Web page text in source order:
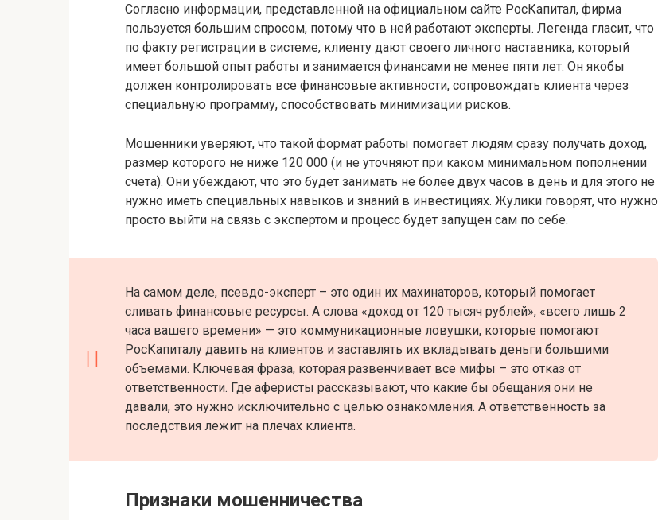
Согласно информации, представленной на официальном сайте РосКапитал, фирма
пользуется большим спросом, потому что в ней работают эксперты. Легенда гласит, что
по факту регистрации в системе, клиенту дают своего личного наставника, который
имеет большой опыт работы и занимается финансами не менее пяти лет. Он якобы
должен контролировать все финансовые активности, сопровождать клиента через
специальную программу, способствовать минимизации рисков.
Мошенники уверяют, что такой формат работы помогает людям сразу получать доход,
размер которого не ниже 120 000 (и не уточняют при каком минимальном пополнении
счета). Они убеждают, что это будет занимать не более двух часов в день и для этого не
нужно иметь специальных навыков и знаний в инвестициях. Жулики говорят, что нужно
просто выйти на связь с экспертом и процесс будет запущен сам по себе.
На самом деле, псевдо-эксперт – это один их махинаторов, который помогает
сливать финансовые ресурсы. А слова «доход от 120 тысяч рублей», «всего лишь 2
часа вашего времени» — это коммуникационные ловушки, которые помогают
РосКапиталу давить на клиентов и заставлять их вкладывать деньги большими
объемами. Ключевая фраза, которая развенчивает все мифы – это отказ от
ответственности. Где аферисты рассказывают, что какие бы обещания они не
давали, это нужно исключительно с целью ознакомления. А ответственность за
последствия лежит на плечах клиента.
Признаки мошенничества